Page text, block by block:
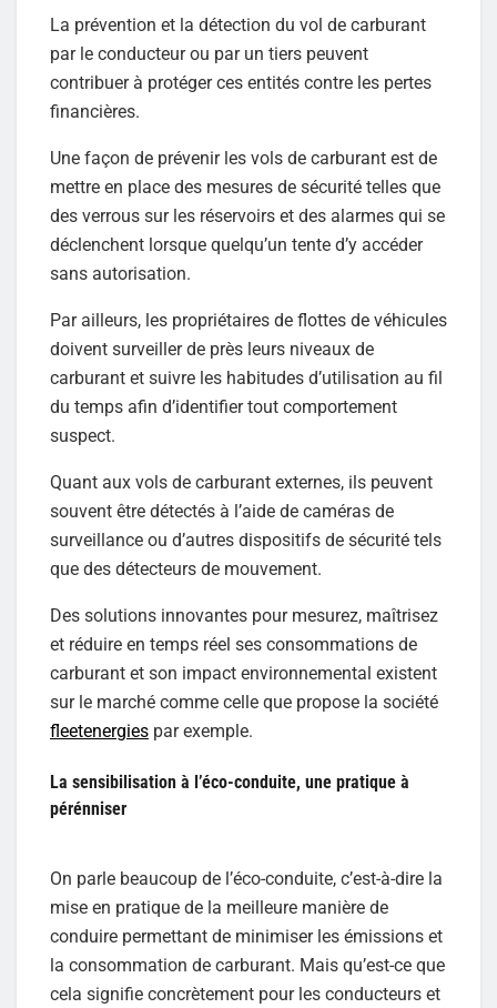
La prévention et la détection du vol de carburant
par le conducteur ou par un tiers peuvent
contribuer à protéger ces entités contre les pertes
financières.
Une façon de prévenir les vols de carburant est de
mettre en place des mesures de sécurité telles que
des verrous sur les réservoirs et des alarmes qui se
déclenchent lorsque quelqu’un tente d’y accéder
sans autorisation.
Par ailleurs, les propriétaires de flottes de véhicules
doivent surveiller de près leurs niveaux de
carburant et suivre les habitudes d’utilisation au fil
du temps afin d’identifier tout comportement
suspect.
Quant aux vols de carburant externes, ils peuvent
souvent être détectés à l’aide de caméras de
surveillance ou d’autres dispositifs de sécurité tels
que des détecteurs de mouvement.
Des solutions innovantes pour mesurez, maîtrisez
et réduire en temps réel ses consommations de
carburant et son impact environnemental existent
sur le marché comme celle que propose la société
fleetenergies par exemple.
La sensibilisation à l’éco-conduite, une pratique à
pérénniser
On parle beaucoup de l’éco-conduite, c’est-à-dire la
mise en pratique de la meilleure manière de
conduire permettant de minimiser les émissions et
la consommation de carburant. Mais qu’est-ce que
cela signifie concrètement pour les conducteurs et